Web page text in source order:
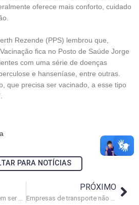
oferece mais conforto, cuidado
Rezende (PPS) lembrou que,
fica no Posto de Saúde Jorge
com uma série de doenças
e hanseníase, entre outras.
que precisa ser vacinado, a esse tipo
PARA NOTÍCIAS
PRÓXIMO